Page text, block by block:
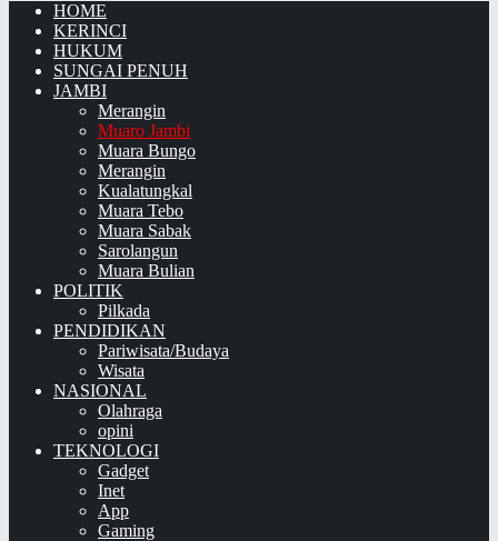
HOME
KERINCI
HUKUM
SUNGAI PENUH
JAMBI
Merangin
Muaro Jambi
Muara Bungo
Merangin
Kualatungkal
Muara Tebo
Muara Sabak
Sarolangun
Muara Bulian
POLITIK
Pilkada
PENDIDIKAN
Pariwisata/Budaya
Wisata
NASIONAL
Olahraga
opini
TEKNOLOGI
Gadget
Inet
App
Gaming